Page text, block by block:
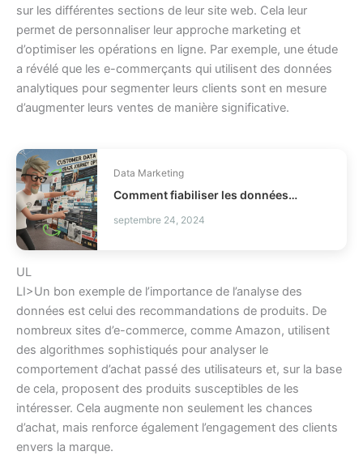
sur les différentes sections de leur site web. Cela leur
permet de personnaliser leur approche marketing et
d’optimiser les opérations en ligne. Par exemple, une étude
a révélé que les e-commerçants qui utilisent des données
analytiques pour segmenter leurs clients sont en mesure
d’augmenter leurs ventes de manière significative.
Data Marketing
Comment fiabiliser les données client Braze ?
septembre 24, 2024
UL
LI>Un bon exemple de l’importance de l’analyse des
données est celui des recommandations de produits. De
nombreux sites d’e-commerce, comme Amazon, utilisent
des algorithmes sophistiqués pour analyser le
comportement d’achat passé des utilisateurs et, sur la base
de cela, proposent des produits susceptibles de les
intéresser. Cela augmente non seulement les chances
d’achat, mais renforce également l’engagement des clients
envers la marque.